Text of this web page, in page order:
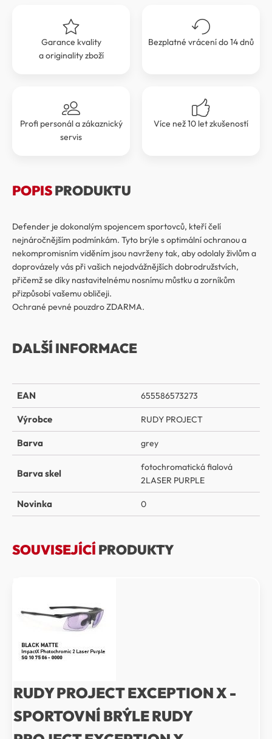
Garance kvality
a originality zboží
Bezplatné vrácení do 14 dnů
Profi personál a zákaznický
servis
Více než 10 let zkušeností
POPISPRODUKTU
Defender je dokonalým spojencem sportovců, kteří čelí
nejnáročnějším podmínkám. Tyto brýle s optimální ochranou a
nekompromisním viděním jsou navrženy tak, aby odolaly živlům a
doprovázely vás při vašich nejodvážnějších dobrodružstvích,
přičemž se díky nastavitelnému nosnímu můstku a zorníkům
přizpůsobí vašemu obličeji.
Ochrané pevné pouzdro ZDARMA.
DALŠÍ INFORMACE
EAN 655586573273
Výrobce RUDY PROJECT
Barva grey
Barva skel
fotochromatická fialová
2LASER PURPLE
Novinka 0
SOUVISEJÍCÍ PRODUKTY
RUDY PROJECT EXCEPTION X -
SPORTOVNÍ BRÝLE RUDY